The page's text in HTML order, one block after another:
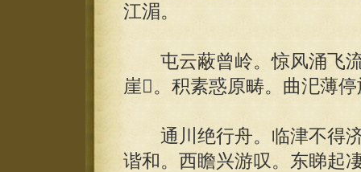
江湄。
屯云蔽曾岭。惊风涌飞流
崖。积素惑原畴。曲汜薄停
通川绝行舟。临津不得济
谐和。西瞻兴游叹。东睇起